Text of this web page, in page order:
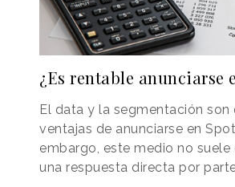
¿Es rentable anunciarse
El data y la segmentación son
ventajas de anunciarse en
embargo, este medio no suele
una respuesta directa por